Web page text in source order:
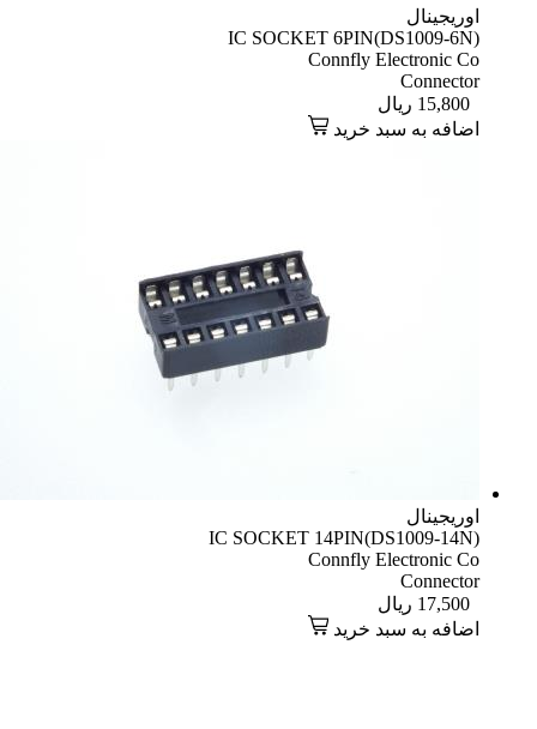
اوریجینال
IC SOCKET 6PIN(DS1009-6N)
Connfly Electronic Co
Connector
15,800 ریال
اضافه به سبد خرید
اوریجینال
IC SOCKET 14PIN(DS1009-14N)
Connfly Electronic Co
Connector
17,500 ریال
اضافه به سبد خرید